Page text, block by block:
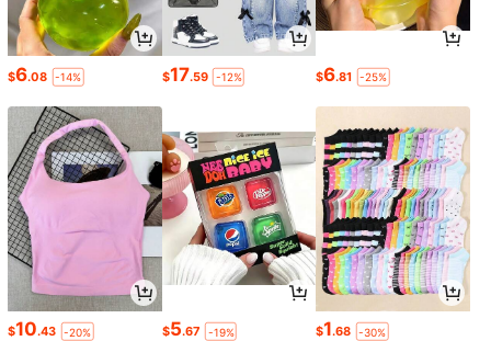
$6.08 -14% $17.59 -12% $6.81 -25%
$10.43 -20% $5.67 -19% $1.68 -30%